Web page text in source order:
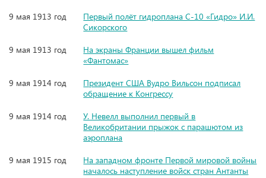
9 мая 1913 год
Первый полёт гидроплана С-10 «Гидро» И.И.
Сикорского
9 мая 1913 год
На экраны Франции вышел фильм
«Фантомас»
9 мая 1914 год
Президент США Вудро Вильсон подписал
обращение к Конгрессу
9 мая 1914 год
У. Невелл выполнил первый в
Великобритании прыжок с парашютом из
аэроплана
9 мая 1915 год
На западном фронте Первой мировой войны
началось наступление войск стран Антанты